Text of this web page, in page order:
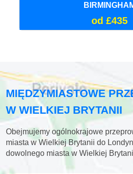
od £435
MIĘDZYMIASTOWE
W WIELKIEJ BRYTANII
Obejmujemy ogólnokrajowe
miasta w Wielkiej Brytanii do
dowolnego miasta w Wielkiej